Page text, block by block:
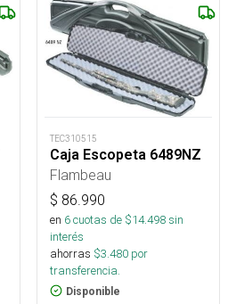
TEC310515
Caja Escopeta 6489NZ
Flambeau
$ 86.990
en 6cuotas de $14.498sin
interés
ahorras $3.480 por
transferencia.
Disponible